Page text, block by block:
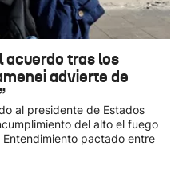
acuerdo tras los
advierte de
al presidente de Estados
del alto el fuego
pactado entre